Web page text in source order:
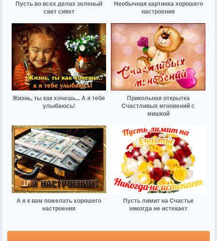
Пусть во всех делах зеленый
свет сияет
Необычная картинка хорошего
настроения
Жизнь, ты как хочешь... А я тебе
улыбаюсь!
Прикольная открытка
Счастливых мгновений с
мишкой
А я к вам пожелать хорошего
настроения
Пусть лимит на Счастье
никогда не истекает